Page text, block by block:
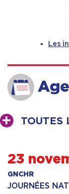
Les
TOUTES
23
GNCHR
JOURNÉES